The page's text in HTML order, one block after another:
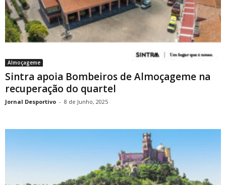
Almoçageme
Sintra apoia Bombeiros de Almoçageme na
recuperação do quartel
Jornal Desportivo - 8 de Junho, 2025